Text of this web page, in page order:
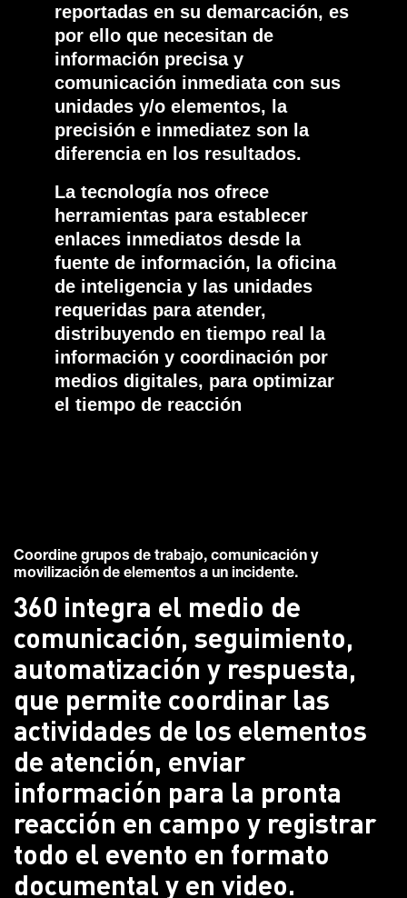
reportadas en su demarcación, es
por ello que necesitan de
información precisa y
comunicación inmediata con sus
unidades y/o elementos, la
precisión e inmediatez son la
diferencia en los resultados.
La tecnología nos ofrece
herramientas para establecer
enlaces inmediatos desde la
fuente de información, la oficina
de inteligencia y las unidades
requeridas para atender,
distribuyendo en tiempo real la
información y coordinación por
medios digitales, para optimizar
el tiempo de reacción
Coordine grupos de trabajo, comunicación y
movilización de elementos a un incidente.
360 integra el medio de
comunicación, seguimiento,
automatización y respuesta,
que permite coordinar las
actividades de los elementos
de atención, enviar
información para la pronta
reacción en campo y registrar
todo el evento en formato
documental y en video.